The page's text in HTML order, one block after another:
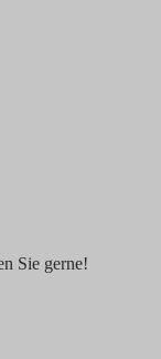
Sie gerne!